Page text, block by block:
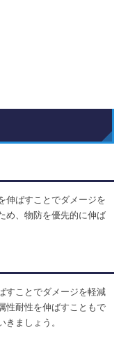
伸ばすことでダメージを
め、物防を優先的に伸ば
すことでダメージを軽減
性耐性を伸ばすこともで
ましょう。